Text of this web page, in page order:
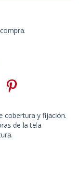
cobertura y fijación.
de la tela